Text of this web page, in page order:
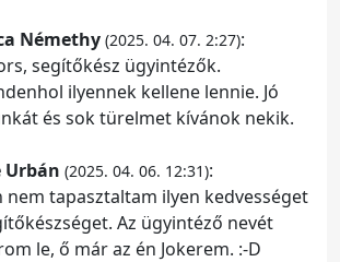
Némethy (2025. 04. 07. 2:27):
segítőkész ügyintézők.
ilyennek kellene lennie. Jó
és sok türelmet kívánok nekik.
Urbán (2025. 04. 06. 12:31):
nem tapasztaltam ilyen kedvességet
Az ügyintéző nevét
le, ő már az én Jokerem. :-D